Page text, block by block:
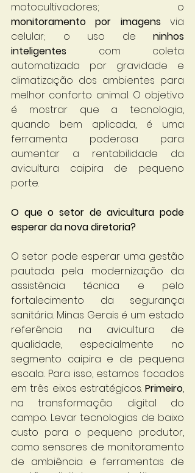
monitoramento por imagens via
celular; o uso de ninhos
inteligentes com coleta
automatizada por gravidade e
climatização dos ambientes para
melhor conforto animal. O objetivo
é mostrar que a tecnologia,
quando bem aplicada, é uma
ferramenta poderosa para
aumentar a rentabilidade da
avicultura caipira de pequeno
porte.
O que o setor de avicultura pode
esperar da nova diretoria?
O setor pode esperar uma gestão
pautada pela modernização da
assistência técnica e pelo
fortalecimento da segurança
sanitária. Minas Gerais é um estado
referência na avicultura de
qualidade, especialmente no
segmento caipira e de pequena
escala. Para isso, estamos focados
em três eixos estratégicos. Primeiro,
na transformação digital do
campo. Levar tecnologias de baixo
custo para o pequeno produtor,
como sensores de monitoramento
de ambiência e ferramentas de